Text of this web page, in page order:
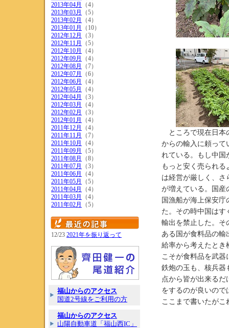
2013年04月
（4）
2013年03月
（5）
2013年02月
（4）
2013年01月
（10）
2012年12月
（3）
2012年11月
（5）
2012年10月
（4）
2012年09月
（4）
2012年08月
（7）
2012年07月
（6）
2012年06月
（4）
2012年05月
（4）
2012年04月
（3）
2012年03月
（4）
2012年02月
（3）
2012年01月
（4）
2011年12月
（4）
2011年11月
（7）
2011年10月
（4）
2011年09月
（5）
2011年08月
（8）
2011年07月
（3）
2011年06月
（4）
2011年05月
（5）
2011年04月
（4）
2011年03月
（4）
2011年02月
（5）
12/23 2021年を振り返って
福山からのアクセス
国道2号線をご利用の方
福山からのアクセス
山陽自動車道「福山西IC」
ところで現在日本
からの輸入に頼って
れている。もし中国
もっと安く売られ
は経営が厳しく、さ
が増えている。国産
国漁船が海上保安
た。その時中国はす
輸出を禁止した。そ
ある国が食料品の輸
給率から考えたとき
こそが食料品を武器
鉄炮の玉も、核兵器
点から皆が出来るだ
をするのが良いので
ここまで書いたがこ